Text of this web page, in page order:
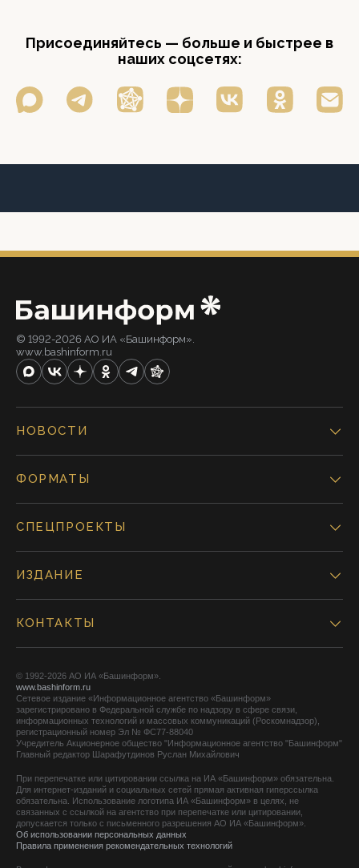
Присоединяйтесь — больше и быстрее в
наших соцсетях:
© 1992-2026 АО ИА «Башинформ».
www.bashinform.ru
НОВОСТИ
ФОРМАТЫ
СПЕЦПРОЕКТЫ
ИЗДАНИЕ
КОНТАКТЫ
© 1992-2026 АО ИА «Башинформ».
www.bashinform.ru
Сетевое издание «Информационное агентство «Башинформ»
зарегистрировано в Федеральной службе по надзору в сфере связи,
информационных технологий и массовых коммуникаций (Роскомнадзор),
регистрационный номер Эл № ФС77-88040
Учредитель Акционерное общество "Информационное агентство "Башинформ"
Главный редактор Шарафутдинов Руслан Михайлович
При перепечатке или цитировании ссылка на ИА «Башинформ» обязательна.
Для интернет-изданий и социальных сетей прямая активная гиперссылка
обязательна. Использование логотипа ИА «Башинформ» в целях, не
связанных с ссылкой на агентство при перепечатке или цитировании,
допускается только с письменного разрешения АО ИА «Башинформ».
Об использовании персональных данных
Правила применения рекомендательных технологий